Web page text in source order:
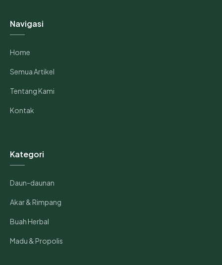
Navigasi
Home
Semua Artikel
Tentang Kami
Kontak
Kategori
Daun-daunan
Akar & Rimpang
Buah Herbal
Madu & Propolis